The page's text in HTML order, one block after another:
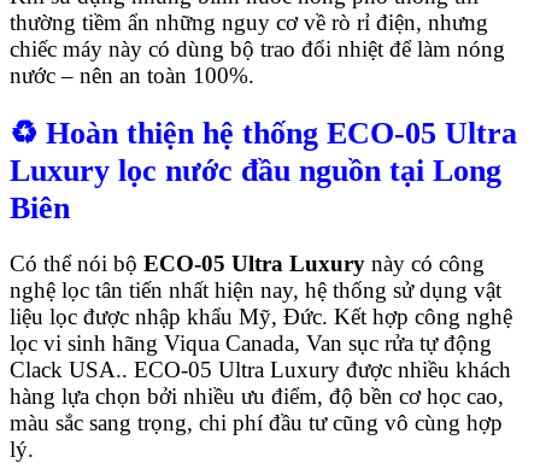
thường tiềm ẩn những nguy cơ về rò rỉ điện, nhưng
chiếc máy này có dùng bộ trao đổi nhiệt để làm nóng
nước – nên an toàn 100%.
♻️ Hoàn thiện hệ thống ECO-05 Ultra
Luxury lọc nước đầu nguồn tại Long
Biên
Có thể nói bộ ECO-05 Ultra Luxury này có công
nghệ lọc tân tiến nhất hiện nay, hệ thống sử dụng vật
liệu lọc được nhập khẩu Mỹ, Đức. Kết hợp công nghệ
lọc vi sinh hãng Viqua Canada, Van sục rửa tự động
Clack USA.. ECO-05 Ultra Luxury được nhiều khách
hàng lựa chọn bởi nhiều ưu điểm, độ bền cơ học cao,
màu sắc sang trọng, chi phí đầu tư cũng vô cùng hợp
lý.